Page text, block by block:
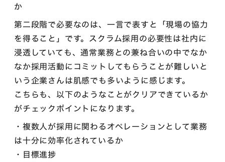
か
第二段階で必要なのは、一言で表すと「現場の協力
を得ること」です。スクラム採用の必要性は社内に
浸透していても、通常業務との兼ね合いの中でなか
なか採用活動にコミットしてもらうことが難しいと
いう企業さんは肌感でも多いように感じます。
こちらも、以下のようなことがクリアできているか
がチェックポイントになります。
・複数人が採用に関わるオペレーションとして業務
は十分に効率化されているか
・目標進捗